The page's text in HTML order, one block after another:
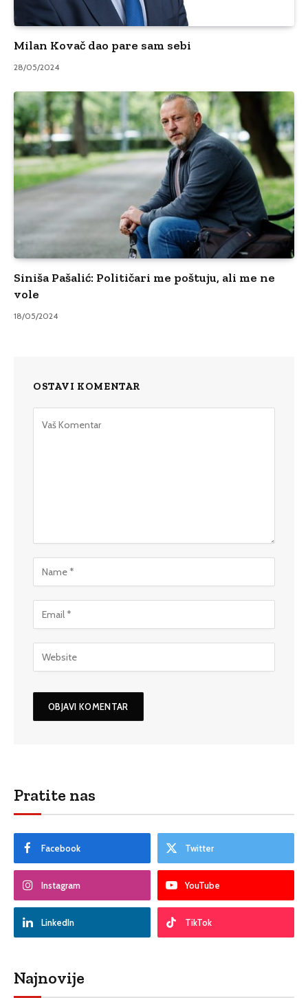
Milan Kovač dao pare sam sebi
28/05/2024
Siniša Pašalić: Političari me poštuju, ali me ne
vole
18/05/2024
OSTAVI KOMENTAR
Pratite nas
Facebook Twitter
Instagram YouTube
LinkedIn TikTok
Najnovije